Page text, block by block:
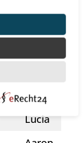
Lucia